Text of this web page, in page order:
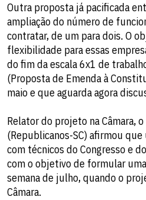
Outra proposta já pacificada
ampliação do número de
contratar, de um para dois. O
flexibilidade para essas
do fim da escala 6x1 de
(Proposta de Emenda à
maio e que aguarda agora
Relator do projeto na Câmara,
(Republicanos-SC) afirmou
com técnicos do Congresso e
com o objetivo de formular
semana de julho, quando o
Câmara.